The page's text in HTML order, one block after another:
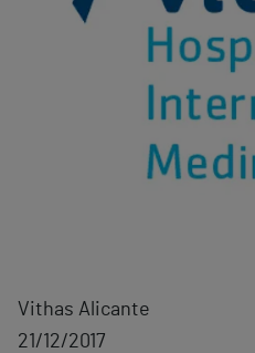
Vithas Alicante
21/12/2017